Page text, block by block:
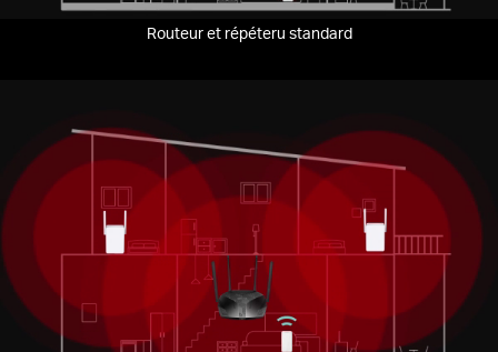
Routeur et répéteru standard